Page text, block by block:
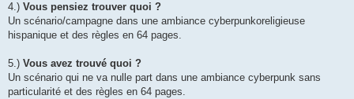
4.) Vous pensiez trouver quoi ?
Un scénario/campagne dans une ambiance cyberpunkoreligieuse
hispanique et des règles en 64 pages.
5.) Vous avez trouvé quoi ?
Un scénario qui ne va nulle part dans une ambiance cyberpunk sans
particularité et des règles en 64 pages.